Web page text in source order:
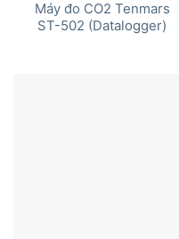
Máy đo CO2 Tenmars
ST-502 (Datalogger)